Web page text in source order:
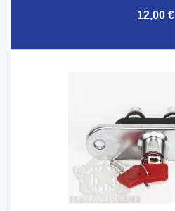
12,00 €